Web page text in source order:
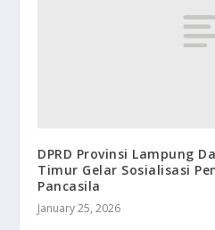
DPRD Provinsi Lampung
Timur Gelar Sosialisasi
Pancasila
January 25, 2026